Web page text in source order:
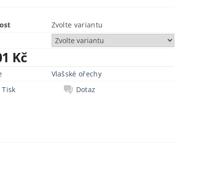
Zvolte variantu
Kč
Vlašské ořechy
Tisk
Dotaz